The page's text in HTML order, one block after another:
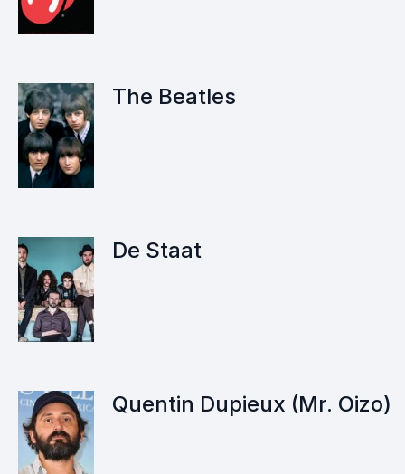
The Beatles
De Staat
Quentin Dupieux (Mr. Oizo)